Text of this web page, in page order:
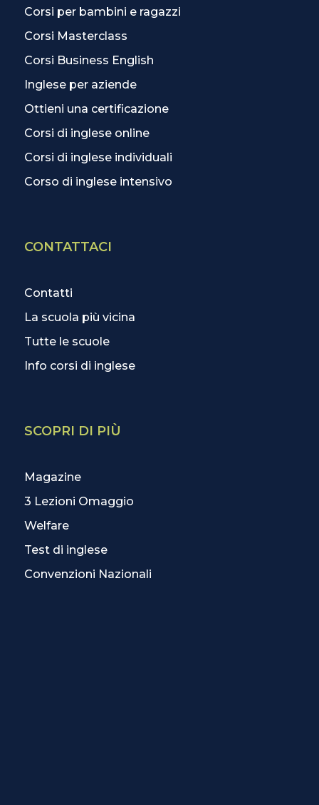
Corsi per bambini e ragazzi
Corsi Masterclass
Corsi Business English
Inglese per aziende
Ottieni una certificazione
Corsi di inglese online
Corsi di inglese individuali
Corso di inglese intensivo
CONTATTACI
Contatti
La scuola più vicina
Tutte le scuole
Info corsi di inglese
SCOPRI DI PIÙ
Magazine
3 Lezioni Omaggio
Welfare
Test di inglese
Convenzioni Nazionali